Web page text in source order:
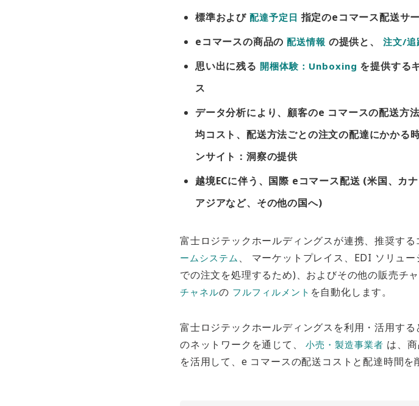
標準および 配達予定日 指定のeコマース配送サ
eコマースの商品の 配送情報 の提供と、 注文/追
思い出に残る 開梱体験：Unboxing を提供する
ス
データ分析により、顧客のe コマースの配送方
均コスト、配送方法ごとの注文の配達にかかる
ンサイト：洞察の提供
越境ECに伴う、国際 eコマース配送 (米国、カ
アジアなど、その他の国へ)
富士ロジテックホールディングスが連携、推奨する
ームシステム 、 マーケットプレイス、EDI ソリュ
での注文を処理するため)、およびその他の販売チ
チャネルの フルフィルメント を自動化します。
富士ロジテックホールディングスを利用・活用する
のネットワークを通じて、小売・製造事業者 は、
を活用して、e コマースの配送コストと配達時間を